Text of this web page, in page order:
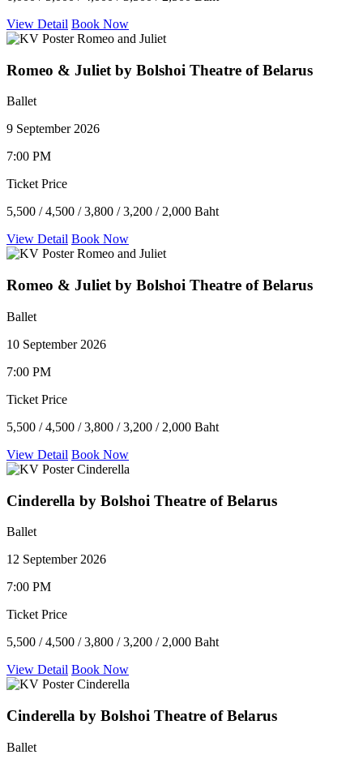
View Detail Book Now
Romeo & Juliet by Bolshoi Theatre of Belarus
Ballet
9 September 2026
7:00 PM
Ticket Price
5,500 / 4,500 / 3,800 / 3,200 / 2,000 Baht
View Detail Book Now
Romeo & Juliet by Bolshoi Theatre of Belarus
Ballet
10 September 2026
7:00 PM
Ticket Price
5,500 / 4,500 / 3,800 / 3,200 / 2,000 Baht
View Detail Book Now
Cinderella by Bolshoi Theatre of Belarus
Ballet
12 September 2026
7:00 PM
Ticket Price
5,500 / 4,500 / 3,800 / 3,200 / 2,000 Baht
View Detail Book Now
Cinderella by Bolshoi Theatre of Belarus
Ballet